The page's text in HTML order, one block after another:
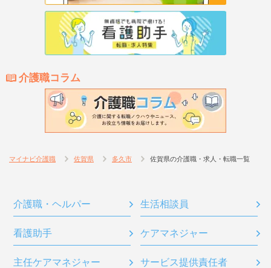
介護職コラム
マイナビ介護職 佐賀県 多久市 佐賀県の介護職・求人・転職一覧
介護職・ヘルパー 生活相談員
看護助手 ケアマネジャー
主任ケアマネジャー サービス提供責任者